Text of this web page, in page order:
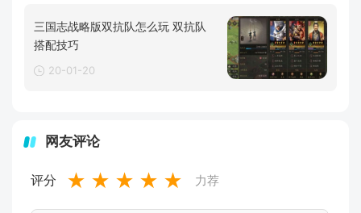
三国志战略版双抗队怎么玩 双抗队
搭配技巧
20-01-20
网友评论
评分 ★ ★ ★ ★ ★ 力荐